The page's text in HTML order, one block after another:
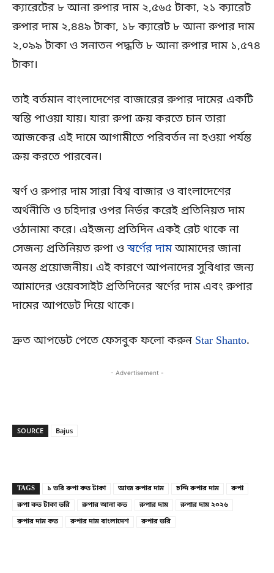
ক্যারেটের ৮ আনা রুপার দাম ২,৫৬৫ টাকা, ২১ ক্যারেট
রুপার দাম ২,৪৪৯ টাকা, ১৮ ক্যারেট ৮ আনা রুপার দাম
২,০৯৯ টাকা ও সনাতন পদ্ধতি ৮ আনা রুপার দাম ১,৫৭৪
টাকা।
তাই বর্তমান বাংলাদেশের বাজারের রুপার দামের একটি
স্বস্তি পাওয়া যায়। যারা রুপা ক্রয় করতে চান তারা
আজকের এই দামে আগামীতে পরিবর্তন না হওয়া পর্যন্ত
ক্রয় করতে পারবেন।
স্বর্ণ ও রুপার দাম সারা বিশ্ব বাজার ও বাংলাদেশের
অর্থনীতি ও চহিদার ওপর নির্ভর করেই প্রতিনিয়ত দাম
ওঠানামা করে। এইজন্য প্রতিদিন একই রেট থাকে না
সেজন্য প্রতিনিয়ত রুপা ওস্বর্ণের দামআমাদের জানা
অনন্ত প্রয়োজনীয়। এই কারণে আপনাদের সুবিধার জন্য
আমাদের ওয়েবসাইট প্রতিদিনের স্বর্ণের দাম এবং রুপার
দামের আপডেট দিয়ে থাকে।
দ্রুত আপডেট পেতে ফেসবুক ফলো করুন Star Shanto.
- Advertisement -
SOURCE Bajus
TAGS ১ ভরি রুপা কত টাকা আজ রুপার দাম চন্দি রুপার দাম
রুপা
রুপা কত টাকা ভরি
রুপার আনা কত রুপার দাম
রুপার দাম ২০২৬
রুপার দাম কত
রুপার দাম বাংলাদেশ রুপার ভরি